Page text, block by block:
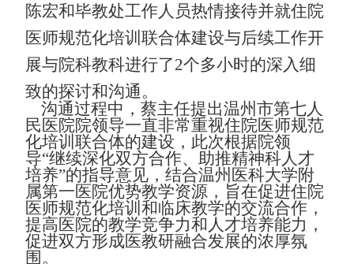
陈宏和毕教处工作人员热情接待并就住院
医师规范化培训联合体建设与后续工作开
展与院科教科进行了2个多小时的深入细
致的探讨和沟通。
沟通过程中，蔡主任提出温州市第七人
民医院院领导一直非常重视住院医师规范
化培训联合体的建设，此次根据院领
导“继续深化双方合作、助推精神科人才
培养”的指导意见，结合温州医科大学附
属第一医院优势教学资源，旨在促进住院
医师规范化培训和临床教学的交流合作，
提高医院的教学竞争力和人才培养能力，
促进双方形成医教研融合发展的浓厚氛
围。